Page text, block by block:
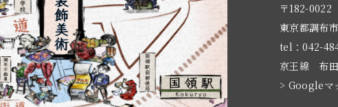
〒182-0022
東京都調布
tel：042-
京王線 布田
> Googleマ